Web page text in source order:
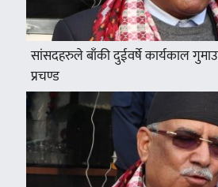
सांसदहरुले बाँकी दुईवर्षे कार्यकाल
प्रचण्ड